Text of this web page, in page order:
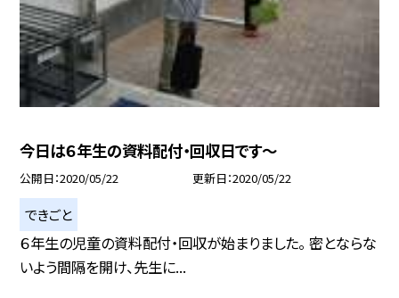
今日は６年生の資料配付・回収日です〜
公開日 2020/05/22 更新日 2020/05/22
できごと
６年生の児童の資料配付・回収が始まりました。 密とならな
いよう間隔を開け、先生に...